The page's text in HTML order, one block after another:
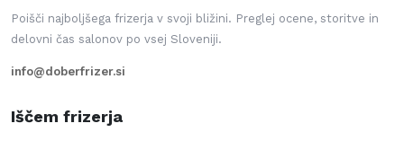
Poišči najboljšega frizerja v svoji bližini. Preglej ocene, storitve in
delovni čas salonov po vsej Sloveniji.
info@doberfrizer.si
Iščem frizerja